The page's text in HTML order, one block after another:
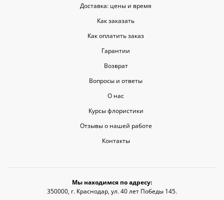
Доставка: цены и время
Как заказать
Как оплатить заказ
Гарантии
Возврат
Вопросы и ответы
О нас
Курсы флористики
Отзывы о нашей работе
Контакты
Мы находимся по адресу:
350000, г. Краснодар, ул. 40 лет Победы 145.